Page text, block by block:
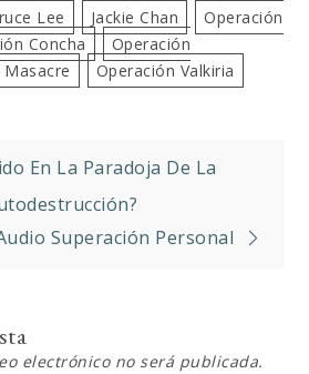
Lee Jackie Chan
Operación
Concha
Operación
Operación Valkiria
En La Paradoja De La
Superación Personal
electrónico no será publicada.